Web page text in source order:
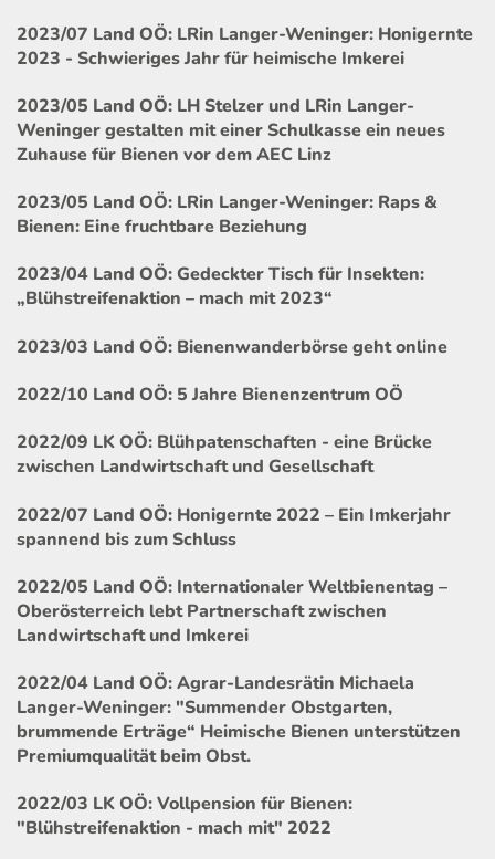
2023/07 Land OÖ: LRin Langer-Weninger: Honigernte
2023 - Schwieriges Jahr für heimische Imkerei
2023/05 Land OÖ: LH Stelzer und LRin Langer-
Weninger gestalten mit einer Schulkasse ein neues
Zuhause für Bienen vor dem AEC Linz
2023/05 Land OÖ: LRin Langer-Weninger: Raps &
Bienen: Eine fruchtbare Beziehung
2023/04 Land OÖ: Gedeckter Tisch für Insekten:
„Blühstreifenaktion – mach mit 2023“
2023/03 Land OÖ: Bienenwanderbörse geht online
2022/10 Land OÖ: 5 Jahre Bienenzentrum OÖ
2022/09 LK OÖ: Blühpatenschaften - eine Brücke
zwischen Landwirtschaft und Gesellschaft
2022/07 Land OÖ: Honigernte 2022 – Ein Imkerjahr
spannend bis zum Schluss
2022/05 Land OÖ: Internationaler Weltbienentag –
Oberösterreich lebt Partnerschaft zwischen
Landwirtschaft und Imkerei
2022/04 Land OÖ: Agrar-Landesrätin Michaela
Langer-Weninger: "Summender Obstgarten,
brummende Erträge“ Heimische Bienen unterstützen
Premiumqualität beim Obst.
2022/03 LK OÖ: Vollpension für Bienen:
"Blühstreifenaktion - mach mit" 2022